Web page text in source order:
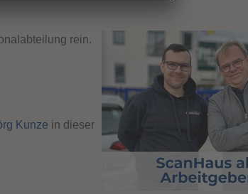
rein.
Kunze in dieser